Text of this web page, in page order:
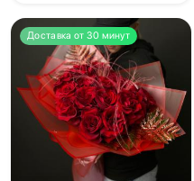
Доставка от 30 минут